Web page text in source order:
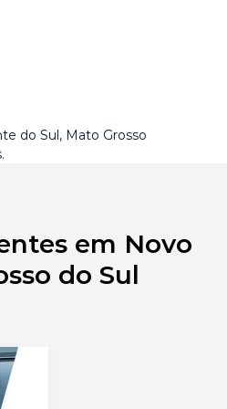
do Sul, Mato Grosso
em Novo
do Sul